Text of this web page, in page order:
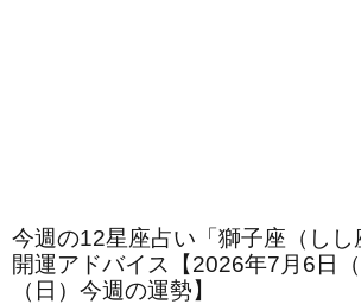
今週の12星座占い「獅子座（しし
開運アドバイス【2026年7月6日
（日）今週の運勢】